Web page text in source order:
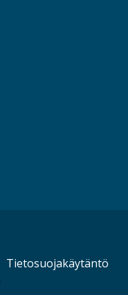
Tietosuojakäytäntö